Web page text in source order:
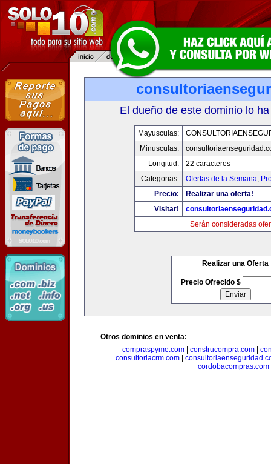
El dueño de este dominio lo
Mayusculas:
Minusculas:
Longitud:
22 caracteres
Categorias:
Ofertas de la Semana,
Precio:
Realizar una oferta!
Visitar!
Serán consideradas
Realizar una Oferta
Precio Ofrecido $
Otros dominios en venta:
compraspyme.com
construcompra.com
consultoriacrm.com|
cordobacompras.com